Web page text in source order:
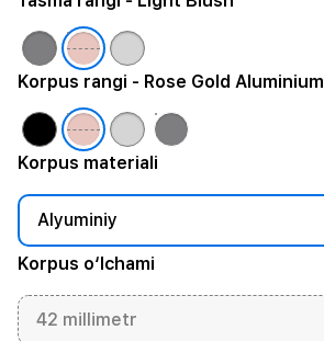
Korpus materiali
Alyuminiy
Korpus o‘lchami
42 millimetr
Korpus rangi - Rose Gold Aluminium